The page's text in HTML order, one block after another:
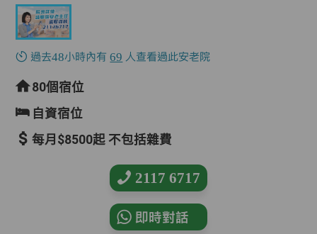
過去48小時內有69 人查看過此安老院
80個宿位
自資宿位
每月$8500起 不包括雜費
2117 6717
即時對話